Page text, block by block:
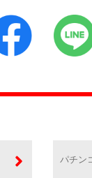
パチン